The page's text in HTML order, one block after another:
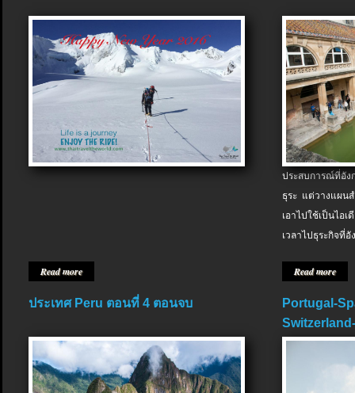
Read more
ประสบการณ์ที่อัง
ธุระ แต่วางแผน
เอาไปใช้เป็นไอ
เวลาไปธุระกิจที่อั
Read more
ประเทศ Peru ตอนที่ 4 ตอนจบ
Portugal-